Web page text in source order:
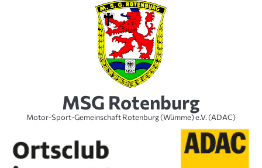
MSG Rotenburg
Motor-Sport-Gemeinschaft Rotenburg (Wümme) e.V. (ADAC)